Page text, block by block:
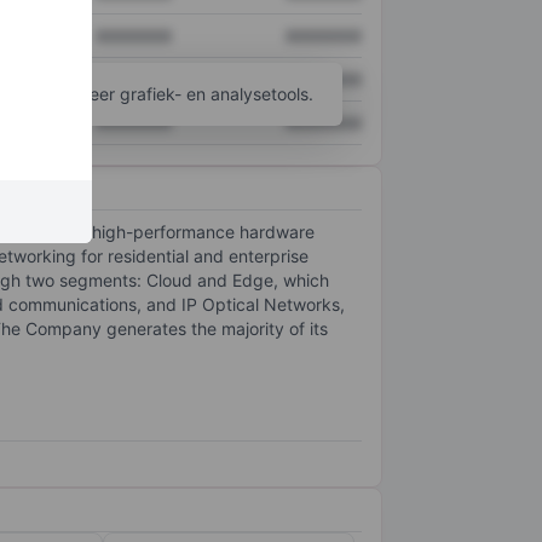
XXXXXXX XXXXXXX
tot meer grafiek- en analysetools.
and high-performance hardware
for residential and enterprise
two segments: Cloud and Edge, which
and IP Optical Networks,
Company generates the majority of its